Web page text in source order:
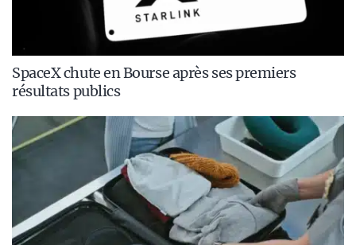
SpaceX chute en Bourse après ses premiers
résultats publics